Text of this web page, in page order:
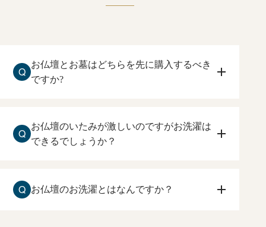
Q
お仏壇とお墓はどちらを先に購入するべき
ですか?
住まいしている方が、ご本尊、ご先祖様に手を合
わすお仏壇を先に購入するのをおすすめ致しま
Q
お仏壇のいたみが激しいのですがお洗濯は
できるでしょうか？
す。
Q お仏壇のお洗濯とはなんですか？